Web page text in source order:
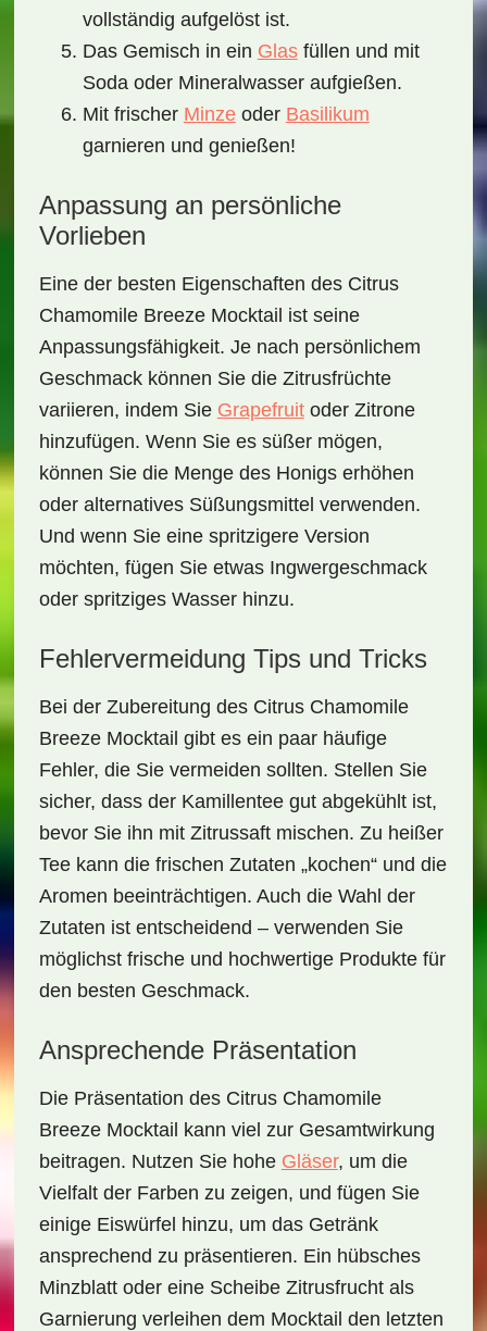
vollständig aufgelöst ist.
Das Gemisch in ein Glasfüllen und mit
Soda oder Mineralwasser aufgießen.
Mit frischer Minzeoder Basilikum
garnieren und genießen!
Anpassung an persönliche
Vorlieben
Eine der besten Eigenschaften des Citrus
Chamomile Breeze Mocktail ist seine
Anpassungsfähigkeit. Je nach persönlichem
Geschmack können Sie die Zitrusfrüchte
variieren, indem Sie Grapefruitoder Zitrone
hinzufügen. Wenn Sie es süßer mögen,
können Sie die Menge des Honigs erhöhen
oder alternatives Süßungsmittel verwenden.
Und wenn Sie eine spritzigere Version
möchten, fügen Sie etwas Ingwergeschmack
oder spritziges Wasserhinzu.
Fehlervermeidung Tips und Tricks
Bei der Zubereitung des Citrus Chamomile
Breeze Mocktail gibt es ein paar häufige
Fehler, die Sie vermeiden sollten. Stellen Sie
sicher, dass der Kamillentee gut abgekühlt ist,
bevor Sie ihn mit Zitrussaft mischen. Zu heißer
Tee kann die frischen Zutaten „kochen“ und die
Aromen beeinträchtigen. Auch die Wahl der
Zutaten ist entscheidend – verwenden Sie
möglichst frische und hochwertige Produkte für
den besten Geschmack.
Ansprechende Präsentation
Die Präsentation des Citrus Chamomile
Breeze Mocktail kann viel zur Gesamtwirkung
beitragen. Nutzen Sie hohe Gläser, um die
Vielfalt der Farben zu zeigen, und fügen Sie
einige Eiswürfel hinzu, um das Getränk
ansprechend zu präsentieren. Ein hübsches
Minzblatt oder eine Scheibe Zitrusfrucht als
Garnierung verleihen dem Mocktail den letzten